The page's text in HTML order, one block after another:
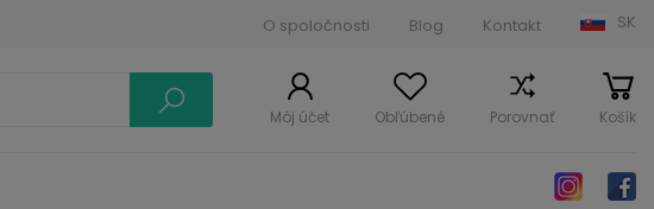
O spoločnosti Blog Kontakt SK
Môj účet Obľúbené Porovnať Košík